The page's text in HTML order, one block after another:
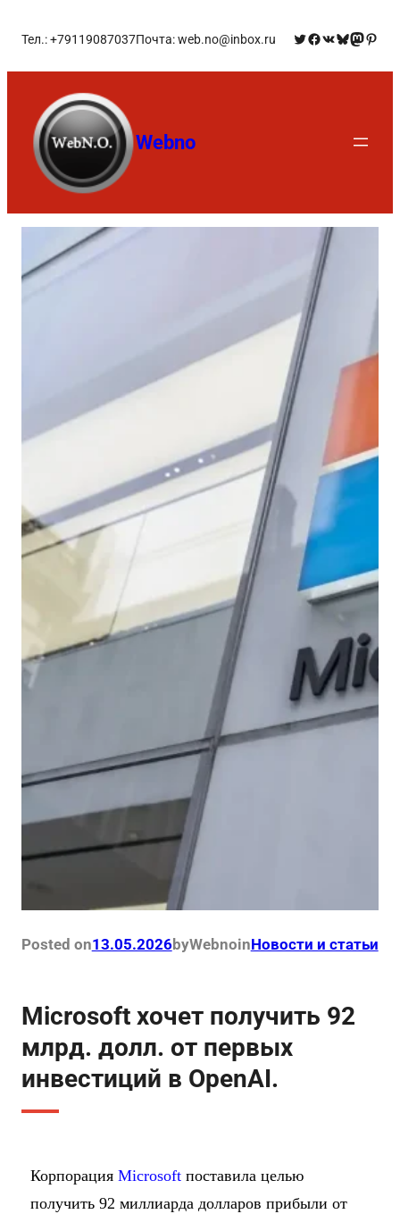
Тел.: +79119087037Почта: web.no@inbox.ru
Webno
Posted on13.05.2026byWebnoinНовости и статьи
Microsoft хочет получить 92
млрд. долл. от первых
инвестиций в OpenAI.
Корпорация Microsoftпоставила целью
получить 92 миллиарда долларов прибыли от